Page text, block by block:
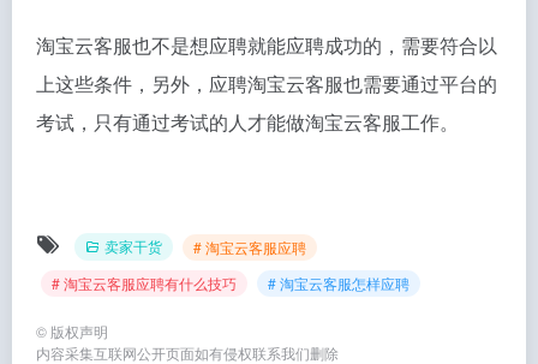
淘宝云客服也不是想应聘就能应聘成功的，需要符合以
上这些条件，另外，应聘淘宝云客服也需要通过平台的
考试，只有通过考试的人才能做淘宝云客服工作。
卖家干货
# 淘宝云客服应聘
# 淘宝云客服应聘有什么技巧
# 淘宝云客服怎样应聘
© 版权声明
内容采集互联网公开页面如有侵权联系我们删除